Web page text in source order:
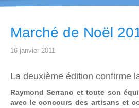
Marché de Noël
16 janvier 2011
La deuxième édition confirme
Raymond Serrano et toute son
avec le concours des artisans et